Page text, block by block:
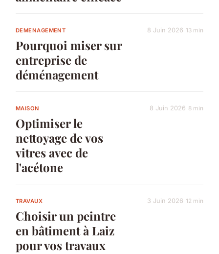
DEMENAGEMENT
Pourquoi miser sur
entreprise de
déménagement
8 Juin 2026 13 min
MAISON
Optimiser le
nettoyage de vos
vitres avec de
l'acétone
8 Juin 2026 8 min
TRAVAUX
Choisir un peintre
en bâtiment à Laiz
pour vos travaux
3 Juin 2026 12 min